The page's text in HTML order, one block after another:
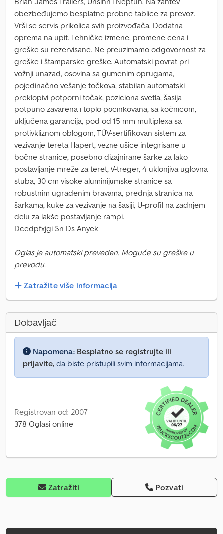
obezbeđujemo besplatne probne tablice za prevoz.
Vrši se servis prikolica svih proizvođača. Dodatna
oprema na upit. Tehničke izmene, promene cena i
greške su rezervisane. Ne preuzimamo odgovornost za
greške i štamparske greške. Automatski povrat pri
vožnji unazad, osovina sa gumenim oprugama,
pojedinačno vešanje točkova, stabilan automatski
preklopivi potporni točak, poziciona svetla, šasija
potpuno zavarena i toplo pocinkovana, sa kočnicom,
uključena garancija, pod od 15 mm multiplexa sa
protivkliznom oblogom, TÜV-sertifikovan sistem za
vezivanje tereta Hapert, vezne ušice integrisane u
bočne stranice, posebno dizajnirane šarke za lako
postavljanje mreže za teret, V-treger, 4 uklonjiva uglovna
stuba, 30 cm visoke aluminijumske stranice sa
robustnim ugrađenim bravama, prednja stranica na
šarkama, kuke za vezivanje na šasiji, U-profil na zadnjem
delu za lakše postavljanje rampi.
Dcedpfxjgi Sn Ds Anyek
Oglas je automatski preveden. Moguće su greške u
prevodu.
Zatražite više informacija
Dobavljač
Napomena: Besplatno se registrujte ili
prijavite, da biste pristupili svim informacijama.
Registrovan od: 2007
378 Oglasi online
Zatražiti Pozvati